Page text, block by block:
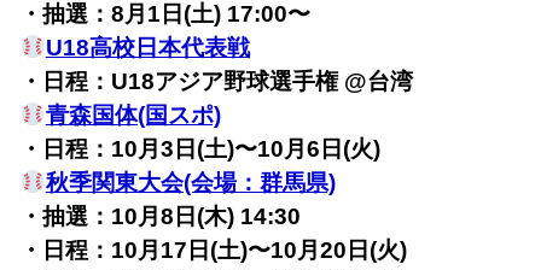
・抽選：8月1日(土) 17:00〜
U18高校日本代表戦
・日程：U18アジア野球選手権 @台湾
青森国体(国スポ)
・日程：10月3日(土)〜10月6日(火)
秋季関東大会(会場：群馬県)
・抽選：10月8日(木) 14:30
・日程：10月17日(土)〜10月20日(火)